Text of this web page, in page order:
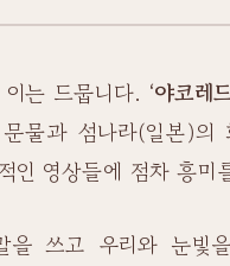
는 드뭅니다. ‘야코레
물과 섬나라(일본)의
인 영상들에 점차 흥미
쓰고 우리와 눈빛